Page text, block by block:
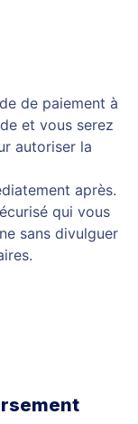
de paiement à
et vous serez
autoriser la
après.
qui vous
sans divulguer